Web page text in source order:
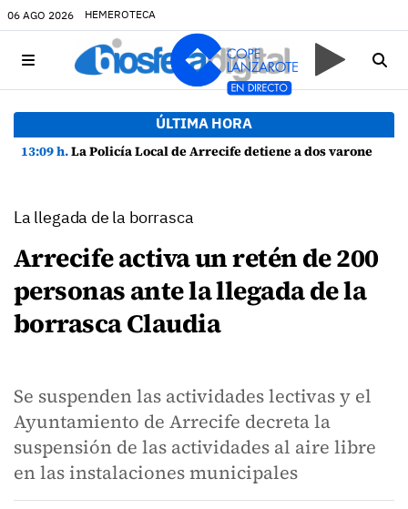
06 AGO 2026 HEMEROTECA
ÚLTIMA HORA
13:09 h.La Policía Local de Arrecife detiene a dos varones por altercado y amenazas con arma blanca
La llegada de la borrasca
Arrecife activa un retén de 200
personas ante la llegada de la
borrasca Claudia
Se suspenden las actividades lectivas y el
Ayuntamiento de Arrecife decreta la
suspensión de las actividades al aire libre
en las instalaciones municipales